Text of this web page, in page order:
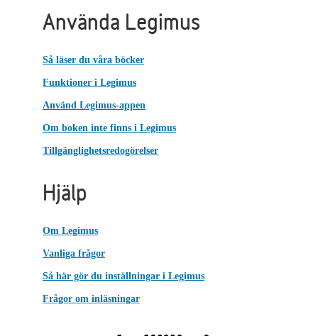
Använda Legimus
Så läser du våra böcker
Funktioner i Legimus
Använd Legimus-appen
Om boken inte finns i Legimus
Tillgänglighetsredogörelser
Hjälp
Om Legimus
Vanliga frågor
Så här gör du inställningar i Legimus
Frågor om inläsningar